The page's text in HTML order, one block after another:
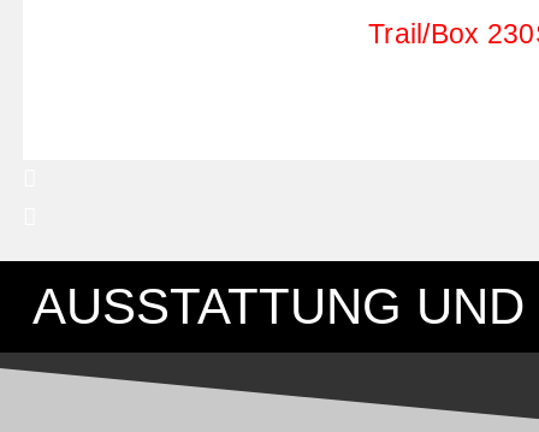
Trail/Box
AUSSTATTUNG